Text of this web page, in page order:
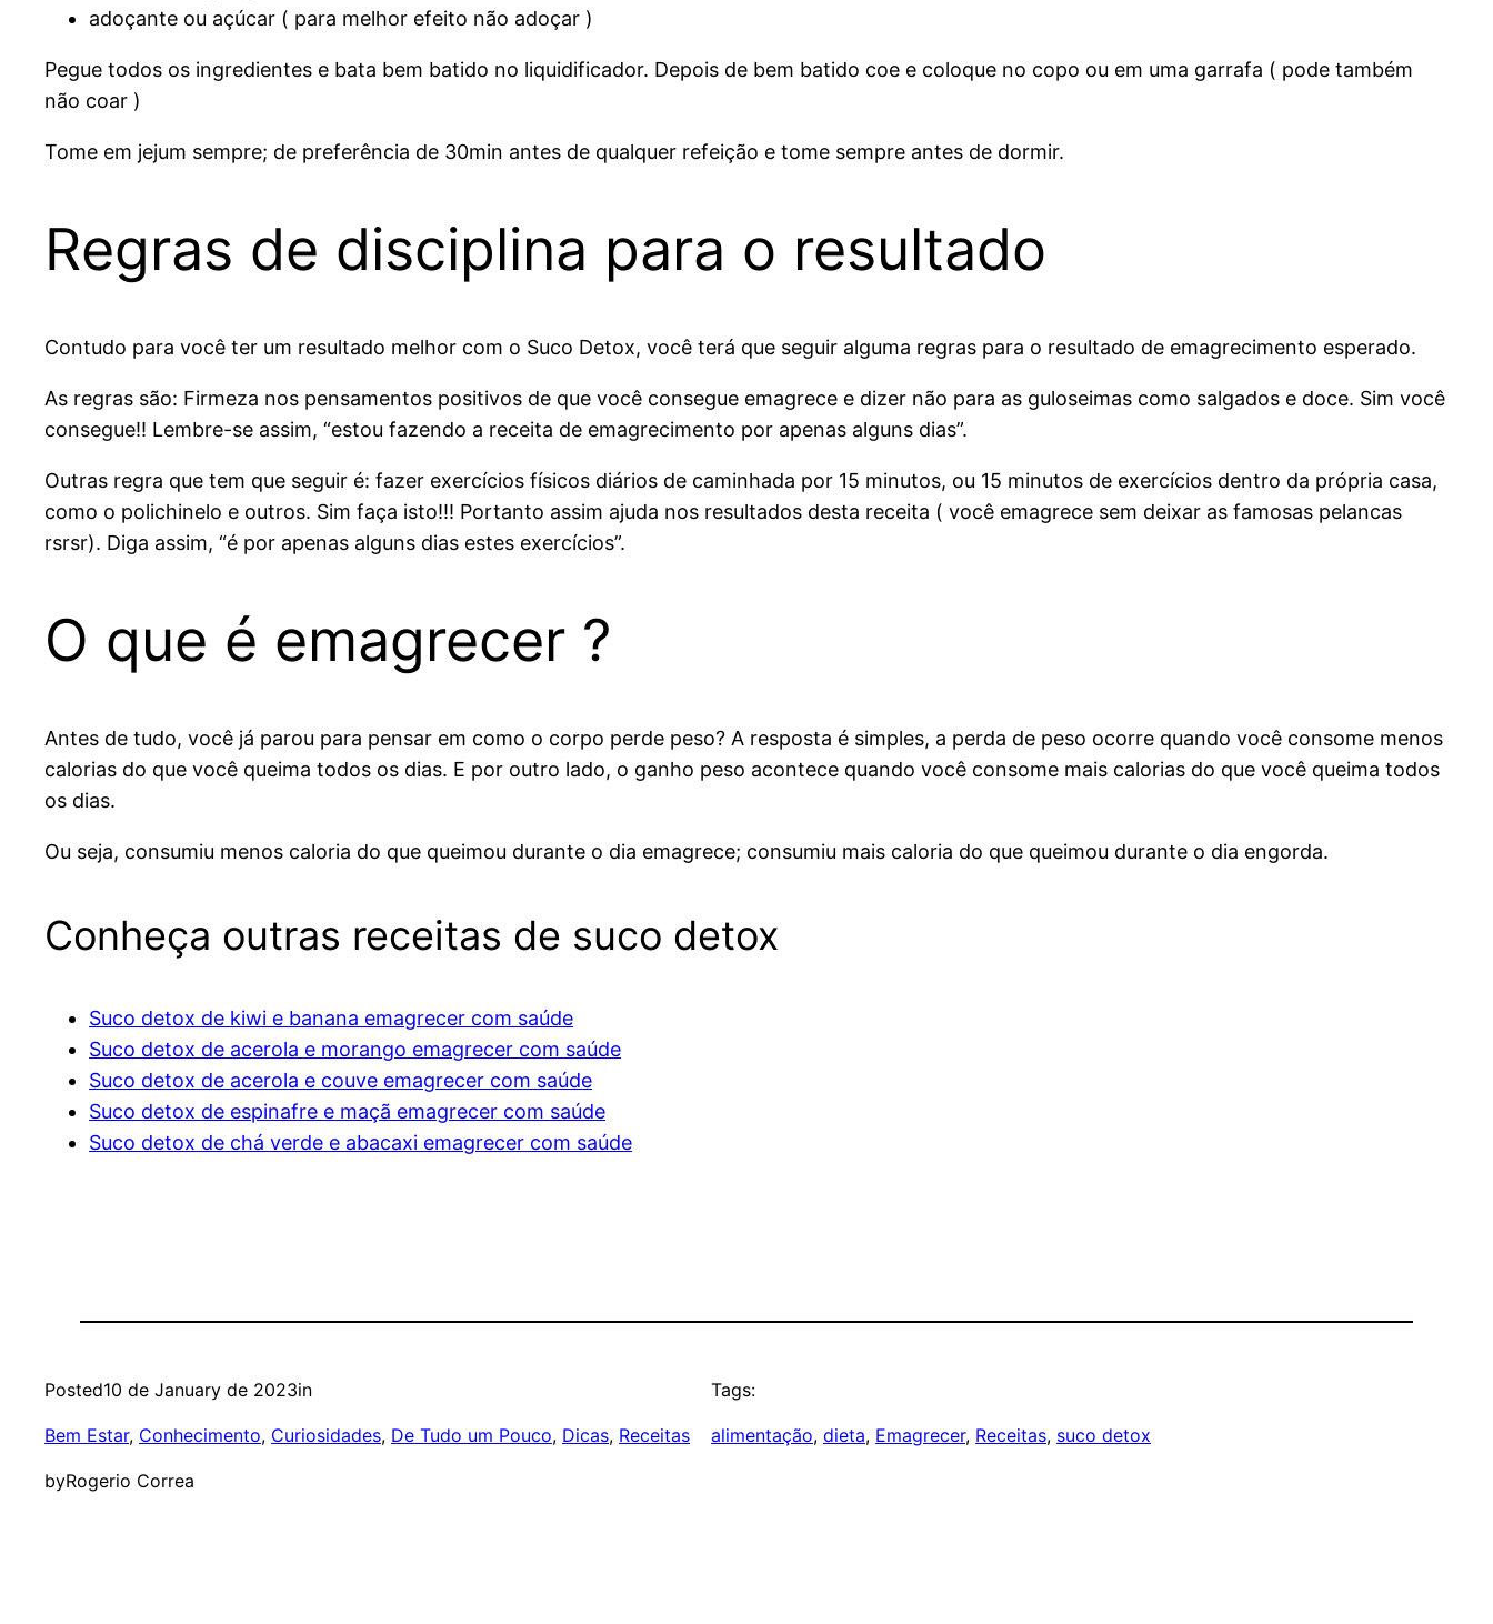
adoçante ou açúcar ( para melhor efeito não adoçar )
Pegue todos os ingredientes e bata bem batido no liquidificador. Depois de bem batido coe e coloque no copo ou em uma garrafa ( pode também
não coar )
Tome em jejum sempre; de preferência de 30min antes de qualquer refeição e tome sempre antes de dormir.
Regras de disciplina para o resultado
Contudo para você ter um resultado melhor com o Suco Detox, você terá que seguir alguma regras para o resultado de emagrecimento esperado.
As regras são: Firmeza nos pensamentos positivos de que você consegue emagrece e dizer não para as guloseimas como salgados e doce. Sim você
consegue!! Lembre-se assim, “estou fazendo a receita de emagrecimento por apenas alguns dias”.
Outras regra que tem que seguir é: fazer exercícios físicos diários de caminhada por 15 minutos, ou 15 minutos de exercícios dentro da própria casa,
como o polichinelo e outros. Sim faça isto!!! Portanto assim ajuda nos resultados desta receita ( você emagrece sem deixar as famosas pelancas
rsrsr). Diga assim, “é por apenas alguns dias estes exercícios”.
O que é emagrecer ?
Antes de tudo, você já parou para pensar em como o corpo perde peso? A resposta é simples, a perda de peso ocorre quando você consome menos
calorias do que você queima todos os dias. E por outro lado, o ganho peso acontece quando você consome mais calorias do que você queima todos
os dias.
Ou seja, consumiu menos caloria do que queimou durante o dia emagrece; consumiu mais caloria do que queimou durante o dia engorda.
Conheça outras receitas de suco detox
Suco detox de kiwi e banana emagrecer com saúde
Suco detox de acerola e morango emagrecer com saúde
Suco detox de acerola e couve emagrecer com saúde
Suco detox de espinafre e maçã emagrecer com saúde
Suco detox de chá verde e abacaxi emagrecer com saúde
Posted10 de January de 2023in
Bem Estar, Conhecimento, Curiosidades, De Tudo um Pouco, Dicas, Receitas
byRogerio Correa
Tags:
alimentação, dieta, Emagrecer, Receitas, suco detox